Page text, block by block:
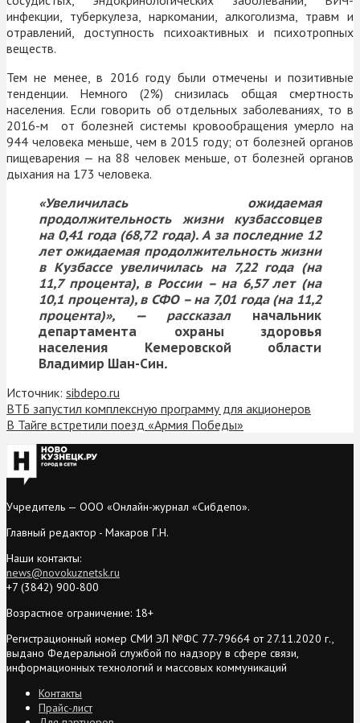
инфекции, туберкулеза, наркомании, алкоголизма, травм и
отравлений, доступность психоактивных и психотропных
веществ.
Тем не менее, в 2016 году были отмечены и позитивные
тенденции. Немного (2%) снизилась общая смертность
населения. Если говорить об отдельных заболеваниях, то в
2016-м от болезней системы кровообращения умерло на
944 человека меньше, чем в 2015 году; от болезней органов
пищеварения — на 88 человек меньше, от болезней органов
дыхания на 173 человека.
«Увеличилась ожидаемая
продолжительность жизни кузбассовцев
на 0,41 года (68,72 года). А за последние 12
лет ожидаемая продолжительность жизни
в Кузбассе увеличилась на 7,22 года (на
11,7 процента), в России – на 6,57 лет (на
10,1 процента), в СФО – на 7,01 года (на 11,2
процента)», — рассказал начальник
департамента охраны здоровья
населения Кемеровской области
Владимир Шан-Син.
Источник: sibdepo.ru
ВТБ запустил комплексную программу для акционеров
В Тайге встретили поезд «Армия Победы»
Учредитель — ООО «Онлайн-журнал «Сибдепо».
Главный редактор - Макаров Г.Н.
Наши контакты:
news@novokuznetsk.ru
+7 (3842) 900-800
Возрастное ограничение: 18+
Регистрационный номер СМИ ЭЛ №ФС 77-79664 от 27.11.2020 г.,
выдано Федеральной службой по надзору в сфере связи,
информационных технологий и массовых коммуникаций
Контакты
Прайс-лист